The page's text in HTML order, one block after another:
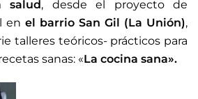
salud, desde el proyecto de
en el barrio San Gil (La Unión),
talleres teóricos- prácticos para
sanas: «La cocina sana».